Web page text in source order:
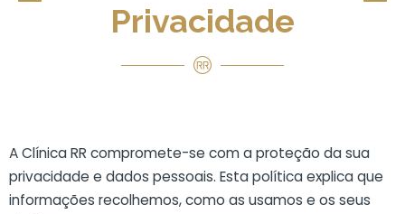
Privacidade
A Clínica RR compromete-se com a proteção da sua
privacidade e dados pessoais. Esta política explica que
informações recolhemos, como as usamos e os seus